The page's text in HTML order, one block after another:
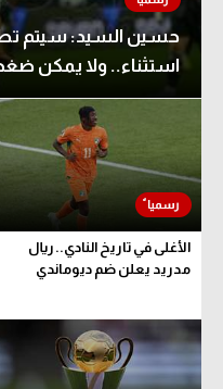
حسين السيد: سيتم
استثناء.. ولا يمكن
الأغلى في تاريخ النادي.. ريال
مدريد يعلن ضم ديوماندي